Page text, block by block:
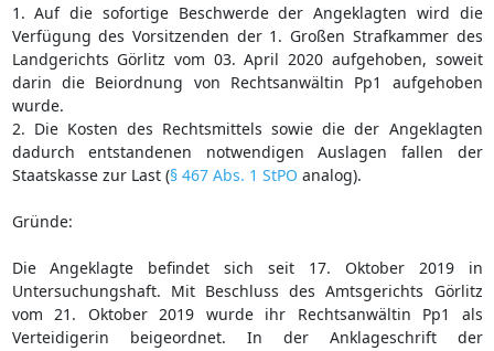
1. Auf die sofortige Beschwerde der Angeklagten wird die
Verfügung des Vorsitzenden der 1. Großen Strafkammer des
Landgerichts Görlitz vom 03. April 2020 aufgehoben, soweit
darin die Beiordnung von Rechtsanwältin Pp1 aufgehoben
wurde.
2. Die Kosten des Rechtsmittels sowie die der Angeklagten
dadurch entstandenen notwendigen Auslagen fallen der
Staatskasse zur Last (§ 467 Abs. 1 StPO analog).
Gründe:
Die Angeklagte befindet sich seit 17. Oktober 2019 in
Untersuchungshaft. Mit Beschluss des Amtsgerichts Görlitz
vom 21. Oktober 2019 wurde ihr Rechtsanwältin Pp1 als
Verteidigerin beigeordnet. In der Anklageschrift der